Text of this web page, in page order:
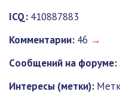
ICQ: 410887883
Комментарии: 46 →
Cообщений на форуме:
Интересы (метки):